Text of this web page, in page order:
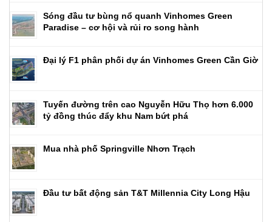
Sóng đầu tư bùng nổ quanh Vinhomes Green
Paradise – cơ hội và rủi ro song hành
Đại lý F1 phân phối dự án Vinhomes Green Cần Giờ
Tuyến đường trên cao Nguyễn Hữu Thọ hơn 6.000
tỷ đồng thúc đẩy khu Nam bứt phá
Mua nhà phố Springville Nhơn Trạch
Đầu tư bất động sản T&T Millennia City Long Hậu